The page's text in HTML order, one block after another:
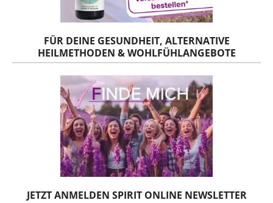
FÜR DEINE GESUNDHEIT, ALTERNATIVE
HEILMETHODEN & WOHLFÜHLANGEBOTE
JETZT ANMELDEN SPIRIT ONLINE NEWSLETTER